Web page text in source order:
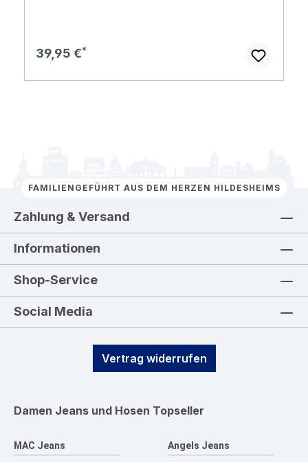
Regulärer Preis:
39,95 €
FAMILIENGEFÜHRT AUS DEM HERZEN HILDESHEIMS
Zahlung & Versand
Informationen
Shop-Service
Social Media
Vertrag widerrufen
Damen Jeans und Hosen Topseller
MAC Jeans Angels Jeans